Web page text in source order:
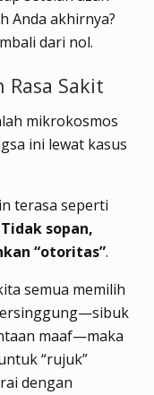
Anda akhirnya?
dari nol.
Sakit
mikrokosmos
ini lewat kasus
terasa seperti
Tidak sopan,
“otoritas”.
semua memilih
maaf—maka
“rujuk”
dengan